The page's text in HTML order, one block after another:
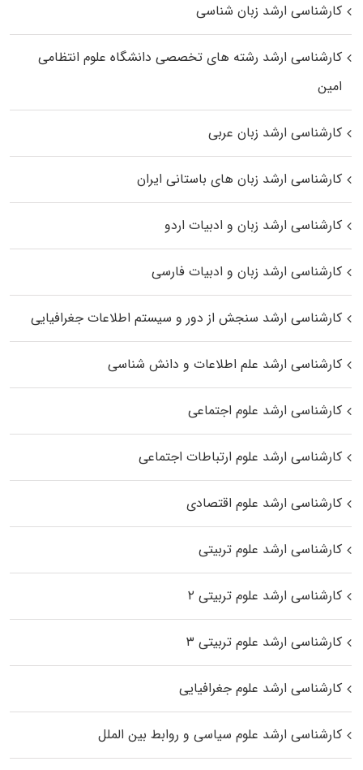
کارشناسی ارشد زبان شناسی
کارشناسی ارشد رﺷﺘﻪ ﻫﺎی تخصصی داﻧﺸﮕﺎه ﻋﻠﻮم انتظامی
اﻣﻴﻦ
کارشناسی ارشد زبان عربی
کارشناسی ارشد زبان‌ های باستانی ایران
کارشناسی ارشد زبان و ادبیات اردو
کارشناسی ارشد زبان و ادبیات فارسی
کارشناسی ارشد سنجش از دور و سیستم اطلاعات جغرافیایی
کارشناسی ارشد علم اطلاعات و دانش شناسی
کارشناسی ارشد علوم اجتماعی
کارشناسی ارشد علوم ارتباطات اجتماعی
کارشناسی ارشد علوم اقتصادی
کارشناسی ارشد علوم تربیتی
کارشناسی ارشد علوم تربیتی ۲
کارشناسی ارشد علوم تربیتی ۳
کارشناسی ارشد علوم جغرافیایی
کارشناسی ارشد علوم سیاسی و روابط بین الملل